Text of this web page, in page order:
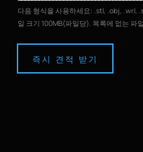
다음 형식을 사용하세요: .stl, .obj,
일 크기 100MB(파일당). 목록에 없는 파
즉시 견적 받기